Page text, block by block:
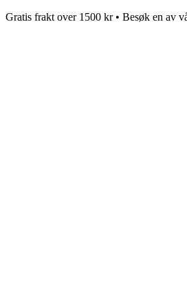
Gratis frakt over 1500 kr • Besøk en av